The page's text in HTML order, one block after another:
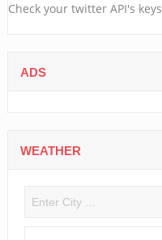
Check your twitter API's keys
ADS
WEATHER